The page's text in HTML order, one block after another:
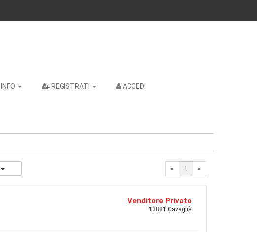
INFO REGISTRATI ACCEDI
« 1 «
Venditore Privato
13881 Cavaglià